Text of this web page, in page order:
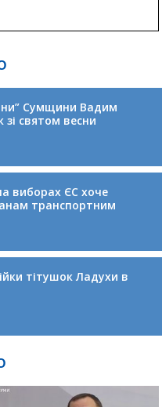
Сумщини Вадим
зі святом весни
виборах ЄС хоче
транспортним
тітушок Ладухи в